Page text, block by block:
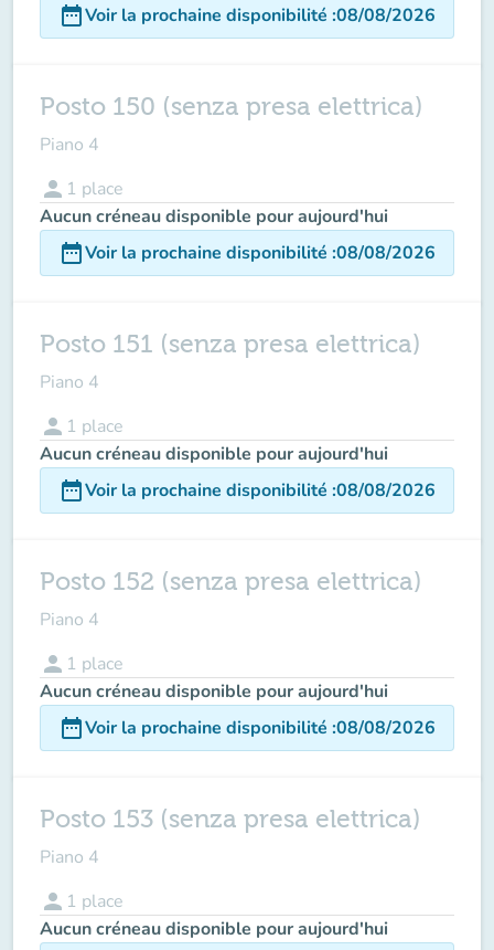
date_rangeVoir la prochaine disponibilité :08/08/2026
Posto 150 (senza presa elettrica)
Piano 4
person 1 place
Aucun créneau disponible pour aujourd'hui
date_rangeVoir la prochaine disponibilité :08/08/2026
Posto 151 (senza presa elettrica)
Piano 4
person 1 place
Aucun créneau disponible pour aujourd'hui
date_rangeVoir la prochaine disponibilité :08/08/2026
Posto 152 (senza presa elettrica)
Piano 4
person 1 place
Aucun créneau disponible pour aujourd'hui
date_rangeVoir la prochaine disponibilité :08/08/2026
Posto 153 (senza presa elettrica)
Piano 4
person 1 place
Aucun créneau disponible pour aujourd'hui